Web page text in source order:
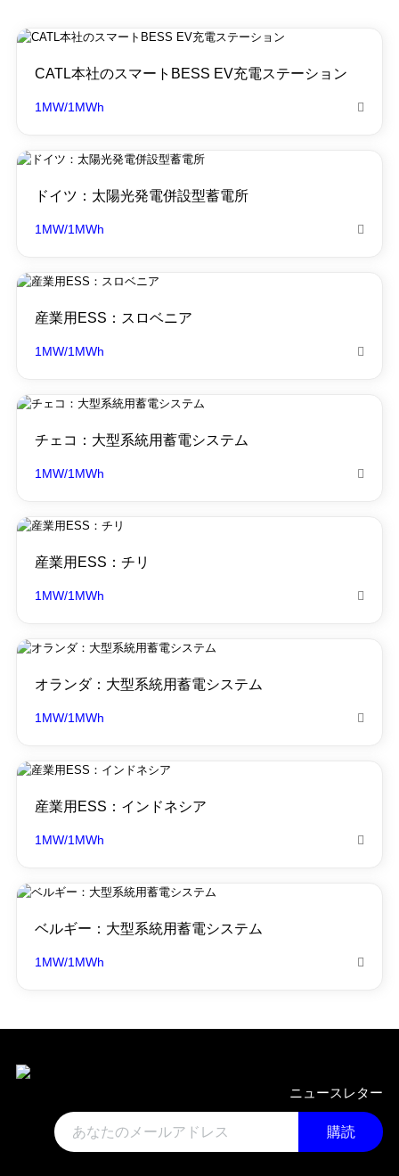
CATL本社のスマートBESS EV充電ステーション
1MW/1MWh 
ドイツ：太陽光発電併設型蓄電所
1MW/1MWh 
産業用ESS：スロベニア
1MW/1MWh 
チェコ：大型系統用蓄電システム
1MW/1MWh 
産業用ESS：チリ
1MW/1MWh 
オランダ：大型系統用蓄電システム
1MW/1MWh 
産業用ESS：インドネシア
1MW/1MWh 
ベルギー：大型系統用蓄電システム
1MW/1MWh 
ニュースレター
購読